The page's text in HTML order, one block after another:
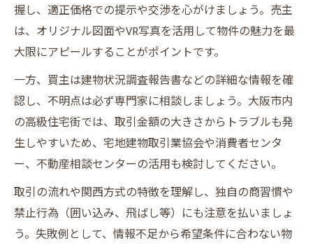
握し、適正価格での提示や交渉を心がけましょう。売主
は、オリジナル図面やVR写真を活用して物件の魅力を最
大限にアピールすることがポイントです。
一方、買主は建物状況調査報告書などの詳細な情報を確
認し、不明点は必ず専門家に相談しましょう。大阪市内
の高級住宅街では、取引金額の大きさからトラブルも発
生しやすいため、宅地建物取引業協会や消費者センタ
ー、不動産相談センターの活用も検討してください。
取引の流れや関西方式の特徴を理解し、独自の商習慣や
禁止行為（囲い込み、飛ばし等）にも注意を払いましょ
う。失敗例として、情報不足から希望条件に合わない物